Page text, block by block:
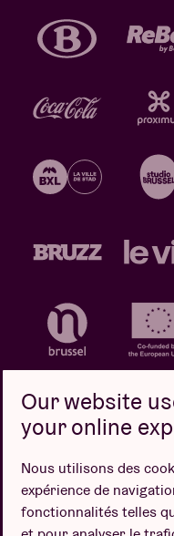
Politique de
Our website
your online
Nous utilisons des
expérience de
fonctionnalités telles